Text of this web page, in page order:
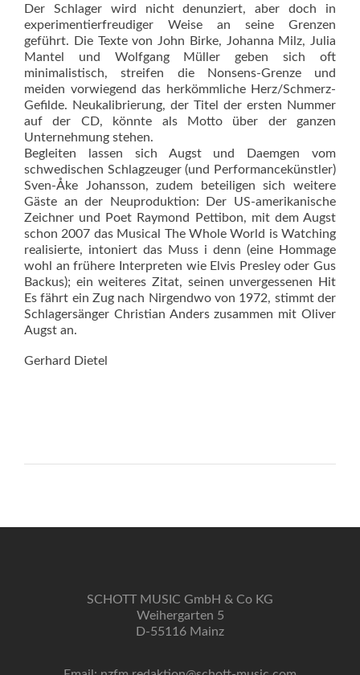
Der Schlager wird nicht denunziert, aber doch in
experimentierfreudiger Weise an seine Grenzen
geführt. Die Texte von John Birke, Johanna Milz, Julia
Mantel und Wolfgang Müller geben sich oft
minimalistisch, streifen die Nonsens-Grenze und
meiden vorwiegend das herkömmliche Herz/Schmerz-
Gefilde. Neukalibrierung, der Titel der ersten Nummer
auf der CD, könnte als Motto über der ganzen
Unternehmung stehen.
Begleiten lassen sich Augst und Daemgen vom
schwedischen Schlagzeuger (und Performancekünstler)
Sven-Åke Johansson, zudem beteiligen sich weitere
Gäste an der Neuproduktion: Der US-amerikanische
Zeichner und Poet Raymond Pettibon, mit dem Augst
schon 2007 das Musical The Whole World is Watching
realisierte, intoniert das Muss i denn (eine Hommage
wohl an frühere Interpreten wie Elvis Presley oder Gus
Backus); ein weiteres Zitat, seinen unvergessenen Hit
Es fährt ein Zug nach Nirgendwo von 1972, stimmt der
Schlagersänger Christian Anders zusammen mit Oliver
Augst an.
Gerhard Dietel
SCHOTT MUSIC GmbH & Co KG
Weihergarten 5
D-55116 Mainz